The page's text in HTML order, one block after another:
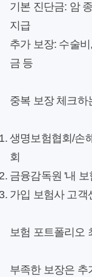
기본 진단금: 암
지급
추가 보장: 수술
금 등
중복 보장 체크하
생명보험협회/손
회
금융감독원 '내
가입 보험사 고객
보험 포트폴리오
부족한 보장은 추